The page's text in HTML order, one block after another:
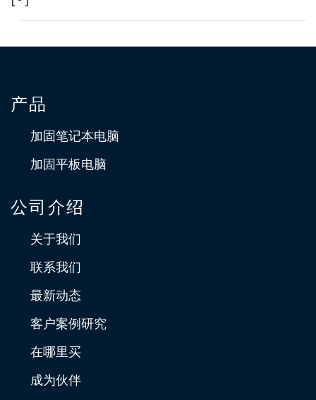
产品
加固笔记本电脑
加固平板电脑
公司介绍
关于我们
联系我们
最新动态
客户案例研究
在哪里买
成为伙伴